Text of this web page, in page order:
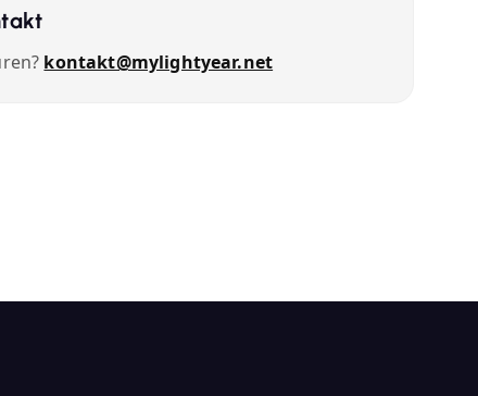
kontakt@mylightyear.net